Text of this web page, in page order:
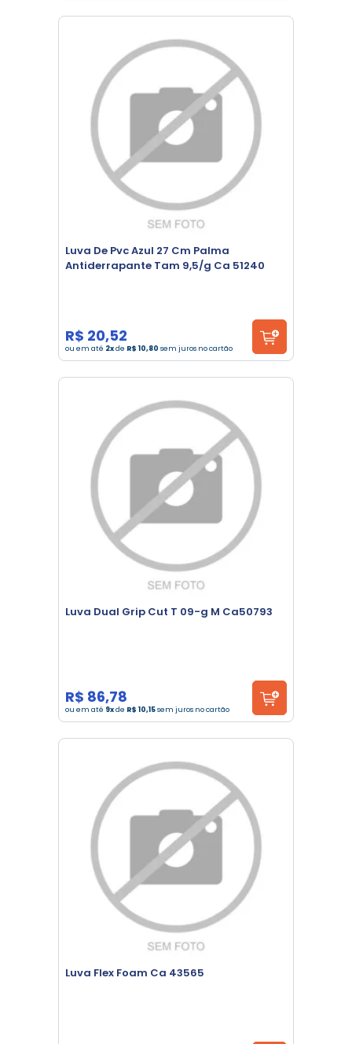
Luva De Pvc Azul 27 Cm Palma
Antiderrapante Tam 9,5/g Ca 51240
R$ 20,52
ou em até 2xde R$ 10,80 sem juros no cartão
Luva Dual Grip Cut T 09-g M Ca50793
R$ 86,78
ou em até 9xde R$ 10,15sem juros no cartão
Luva Flex Foam Ca 43565